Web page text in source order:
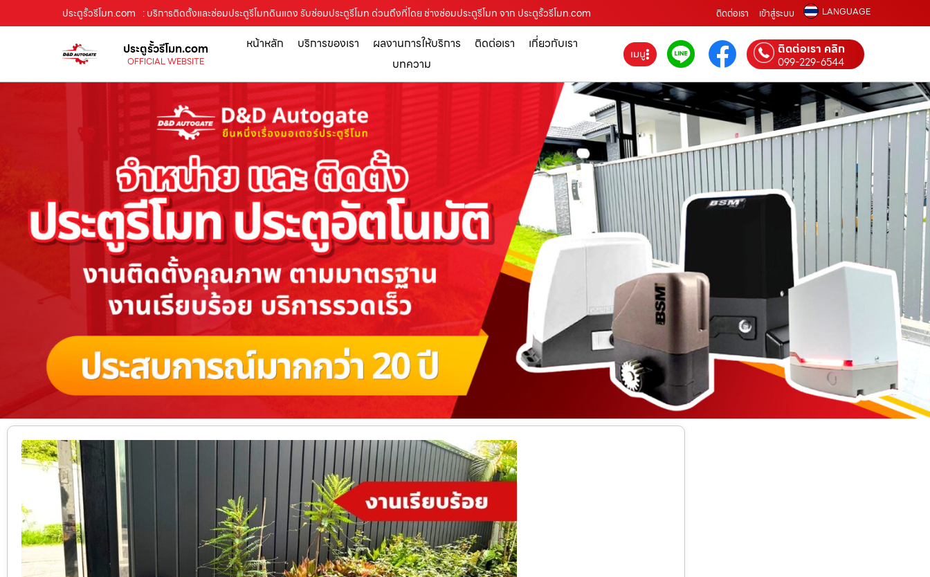
ประตูรั้วรีโมท.com : บริการติดตั้งและซ่อมประตูรีโมทดินแดง รับซ่อมประตูรีโมท ด่วนถึงที่โดย ช่างซ่อมประตูรีโมท จาก ประตูรั้วรีโมท.com ติดต่อเรา เข้าสู่ระบบ LANGUAGE
ประตูรั้วรีโมท.com
OFFICIAL WEBSITE
หน้าหลัก บริการของเรา ผลงานการให้บริการ ติดต่อเรา
เกี่ยวกับเรา
บทความ
เมนู ติดต่อเรา คลิก
099-229-6544